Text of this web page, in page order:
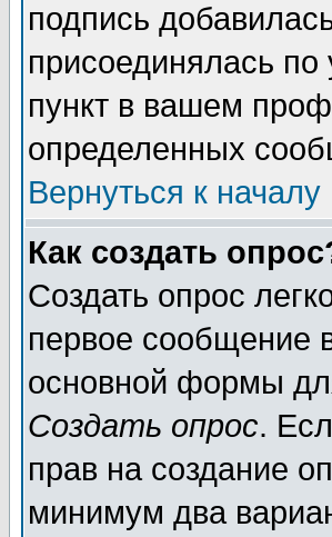
подпись
присоединялась
пункт в вашем
определенных
Вернуться к началу
Как создать
Создать опрос
первое сообщение
основной формы
Создать опрос.
прав на создание
минимум два